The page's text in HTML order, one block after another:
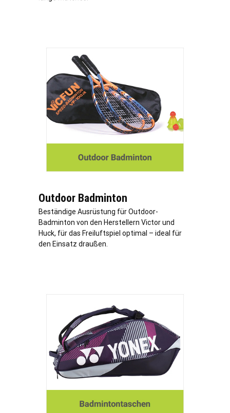
Outdoor Badminton
Beständige Ausrüstung für Outdoor-
Badminton von den Herstellern Victor und
Huck, für das Freiluftspiel optimal – ideal für
den Einsatz draußen.